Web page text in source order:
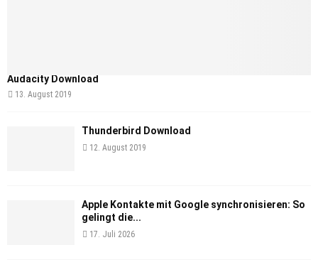
Audacity Download
13. August 2019
Thunderbird Download
12. August 2019
Apple Kontakte mit Google synchronisieren: So
gelingt die...
17. Juli 2026